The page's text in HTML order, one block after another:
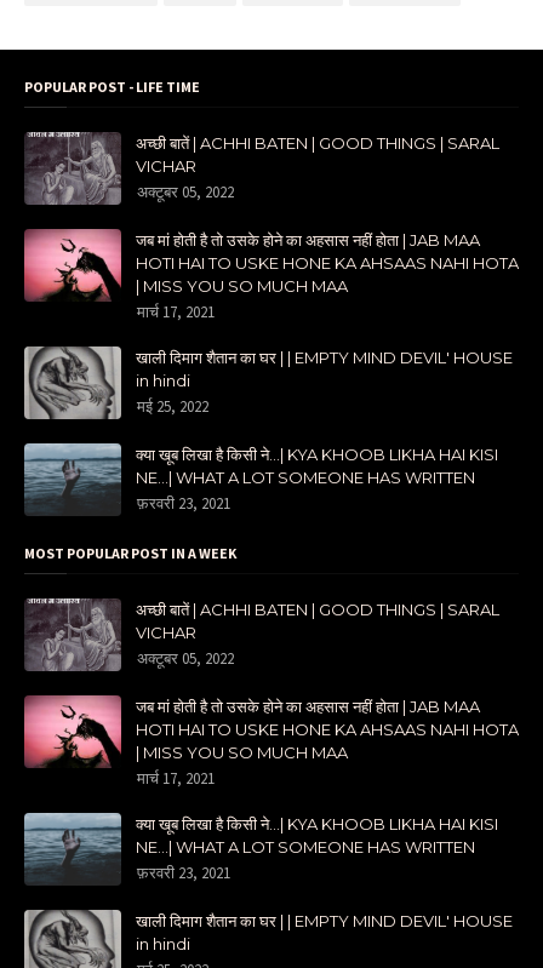
POPULAR POST - LIFE TIME
अच्छी बातें | ACHHI BATEN | GOOD THINGS | SARAL
VICHAR
अक्टूबर 05, 2022
जब मां होती है तो उसके होने का अहसास नहीं होता | JAB MAA
HOTI HAI TO USKE HONE KA AHSAAS NAHI HOTA
| MISS YOU SO MUCH MAA
मार्च 17, 2021
खाली दिमाग शैतान का घर | | EMPTY MIND DEVIL' HOUSE
in hindi
मई 25, 2022
क्या खूब लिखा है किसी ने...| KYA KHOOB LIKHA HAI KISI
NE...| WHAT A LOT SOMEONE HAS WRITTEN
फ़रवरी 23, 2021
MOST POPULAR POST IN A WEEK
अच्छी बातें | ACHHI BATEN | GOOD THINGS | SARAL
VICHAR
अक्टूबर 05, 2022
जब मां होती है तो उसके होने का अहसास नहीं होता | JAB MAA
HOTI HAI TO USKE HONE KA AHSAAS NAHI HOTA
| MISS YOU SO MUCH MAA
मार्च 17, 2021
क्या खूब लिखा है किसी ने...| KYA KHOOB LIKHA HAI KISI
NE...| WHAT A LOT SOMEONE HAS WRITTEN
फ़रवरी 23, 2021
खाली दिमाग शैतान का घर | | EMPTY MIND DEVIL' HOUSE
in hindi